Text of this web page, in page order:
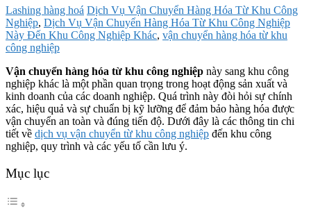
Lashing hàng hoá Dịch Vụ Vận Chuyển Hàng Hóa Từ Khu Công
Nghiệp, Dịch Vụ Vận Chuyển Hàng Hóa Từ Khu Công Nghiệp
Này Đến Khu Công Nghiệp Khác, vận chuyển hàng hóa từ khu
công nghiệp
Vận chuyển hàng hóa từ khu công nghiệp này sang khu công
nghiệp khác là một phần quan trọng trong hoạt động sản xuất và
kinh doanh của các doanh nghiệp. Quá trình này đòi hỏi sự chính
xác, hiệu quả và sự chuẩn bị kỹ lưỡng để đảm bảo hàng hóa được
vận chuyển an toàn và đúng tiến độ. Dưới đây là các thông tin chi
tiết về dịch vụ vận chuyển từ khu công nghiệp đến khu công
nghiệp, quy trình và các yếu tố cần lưu ý.
Mục lục